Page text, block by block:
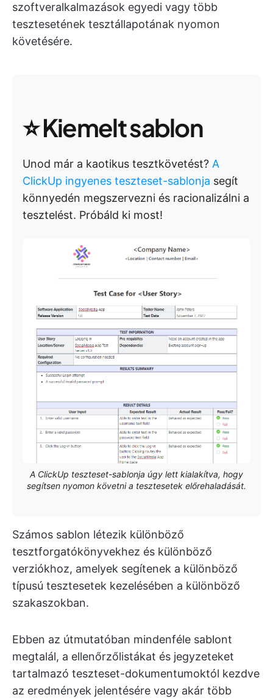
szoftveralkalmazások egyedi vagy több
tesztesetének tesztállapotának nyomon
követésére.
⭐ Kiemelt sablon
Unod már a kaotikus tesztkövetést? A
ClickUp ingyenes teszteset-sablonja segít
könnyedén megszervezni és racionalizálni a
tesztelést. Próbáld ki most!
A ClickUp teszteset-sablonja úgy lett kialakítva, hogy
segítsen nyomon követni a tesztesetek előrehaladását.
Számos sablon létezik különböző
tesztforgatókönyvekhez és különböző
verziókhoz, amelyek segítenek a különböző
típusú tesztesetek kezelésében a különböző
szakaszokban.
Ebben az útmutatóban mindenféle sablont
megtalál, a ellenőrzőlistákat és jegyzeteket
tartalmazó teszteset-dokumentumoktól kezdve
az eredmények jelentésére vagy akár több